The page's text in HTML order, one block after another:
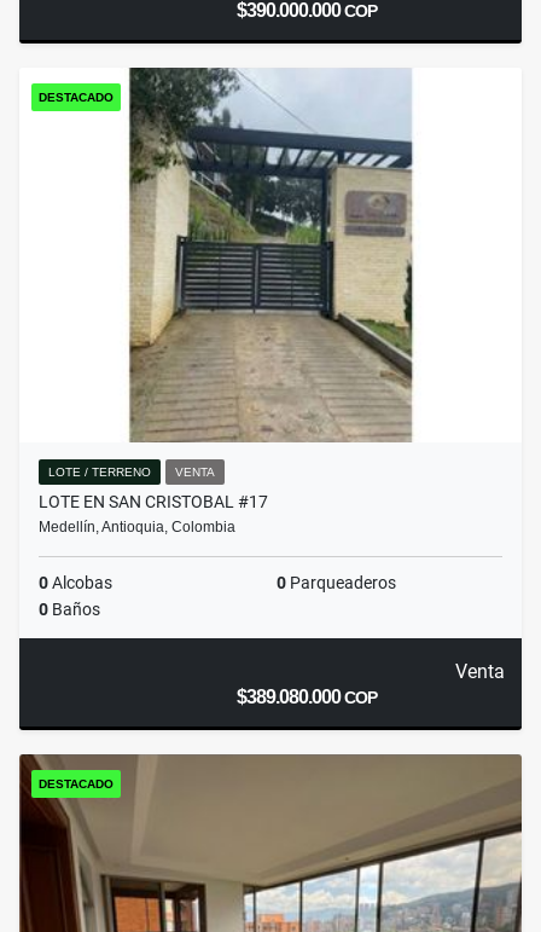
$390.000.000COP
DESTACADO
LOTE / TERRENO VENTA
LOTE EN SAN CRISTOBAL #17
Medellín, Antioquia, Colombia
0Alcobas 0 Parqueaderos
0 Baños
Venta
$389.080.000COP
DESTACADO